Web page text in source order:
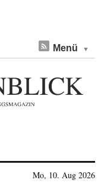
Menü
Mo, 10. Aug 2026